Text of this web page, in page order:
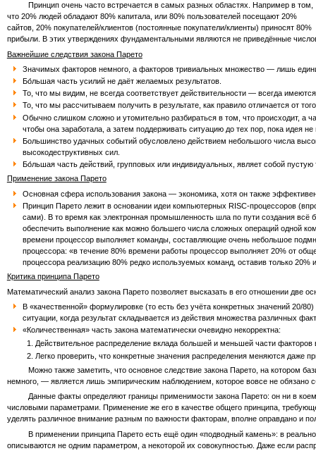
Принцип очень часто встречается в самых разных областях. Например в том,
что 20% людей обладают 80% капитала, или 80% пользователей посещают 20%
сайтов, 20% покупателей/клиентов (постоянные покупатели/клиенты) приносят 80%
прибыли. В этих утверждениях фундаментальными являются не приведённые
Важнейшие следствия закона Парето
Значимых факторов немного, а факторов тривиальных множество — лишь
Бо́льшая часть усилий не даёт желаемых результатов.
То, что мы видим, не всегда соответствует действительности — всегда
То, что мы рассчитываем получить в результате, как правило отличается от
Обычно слишком сложно и утомительно разбираться в том, что происходит, а
чтобы она заработала, а затем поддерживать ситуацию до тех пор, пока идея не
Большинство удачных событий обусловлено действием небольшого числа
высокодеструктивных сил.
Бо́льшая часть действий, групповых или индивидуальных, являет собой
Применение закона Парето
Основная сфера использования закона — экономика, хотя он также
Принцип Парето лежит в основании идеи компьютерных RISC-процессоров
сами). В то время как электронная промышленность шла по пути создания
обеспечить выполнение как можно большего числа сложных операций одной
времени процессор выполняет команды, составляющие очень небольшое
процессора: «в течение 80% времени работы процессор выполняет 20% от
процессора реализацию 80% редко используемых команд, оставив только
Критика принципа Парето
Математический анализ закона Парето позволяет высказать в его отношении две
В «качественной» формулировке (то есть без учёта конкретных значений 20/
ситуации, когда результат складывается из действия множества различных
«Количественная» часть закона математически очевидно некорректна:
Действительное распределение вклада большей и меньшей части
Легко проверить, что конкретные значения распределения меняются даже
Можно также заметить, что основное следствие закона Парето, на котором
немного, — является лишь эмпирическим наблюдением, которое вовсе не обязано
Данные факты определяют границы применимости закона Парето: он ни в коем
числовыми параметрами. Применение же его в качестве общего принципа,
уделять различное внимание разным по важности факторам, вполне оправдано и
В применении принципа Парето есть ещё один «подводный камень»: в реально
описываются не одним параметром, а некоторой их совокупностью. Даже если